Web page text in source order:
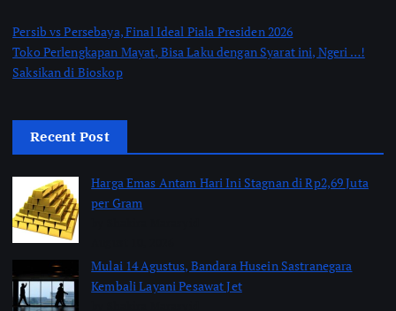
Persib vs Persebaya, Final Ideal Piala Presiden 2026
Toko Perlengkapan Mayat, Bisa Laku dengan Syarat ini, Ngeri …!
Saksikan di Bioskop
Recent Post
Harga Emas Antam Hari Ini Stagnan di Rp2,69 Juta
per Gram
Mulai 14 Agustus, Bandara Husein Sastranegara
Kembali Layani Pesawat Jet